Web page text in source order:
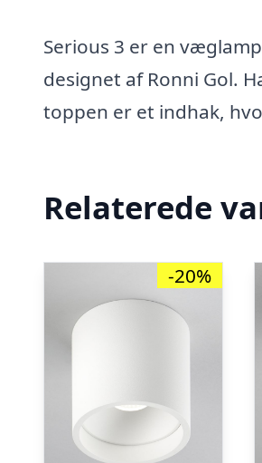
Serious 3 er en
designet af Ronni Gol.
toppen er et indhak,
Relaterede
-20%